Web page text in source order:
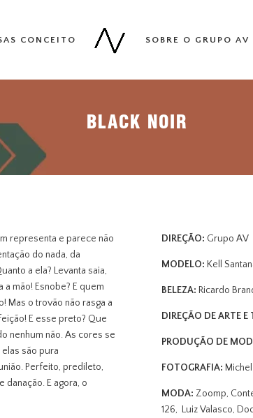
CONCEITO SOBRE O GRUPO AV
BLACK NOIR
representa e parece não
do nada, da
a ela? Levanta saia,
mão! Esnobe? E quem
Mas o trovão não rasga a
E esse preto? Que
nenhum não. As cores se
são pura
Perfeito, predileto,
E agora, o
DIREÇÃO: Grupo AV
MODELO: Kell
BELEZA: Ricardo
DIREÇÃO DE ARTE
PRODUÇÃO DE
FOTOGRAFIA:
MODA: Zoomp,
126, LuizValasco,